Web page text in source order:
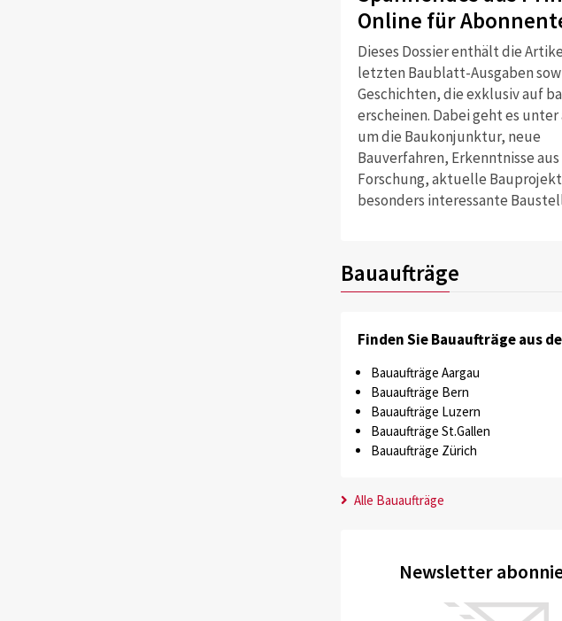
Online für
Dieses Dossier enthält die
letzten Baublatt-Ausgaben
Geschichten, die exklusiv auf
erscheinen. Dabei geht es
um die Baukonjunktur, neue
Bauverfahren, Erkenntnisse
Forschung, aktuelle
besonders interessante
Bauaufträge
Finden Sie Bauaufträge aus
Bauaufträge Aargau
Bauaufträge Bern
Bauaufträge Luzern
Bauaufträge St.Gallen
Bauaufträge Zürich
Alle Bauaufträge
Newsletter